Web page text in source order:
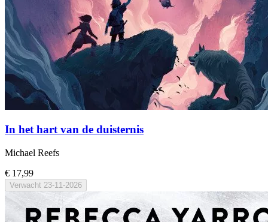
In het hart van de duisternis
Michael Reefs
€ 17,99
Verwacht 23-11-2026